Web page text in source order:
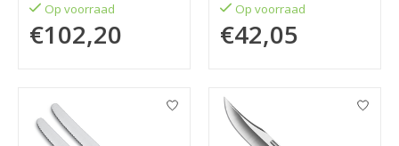
Op voorraad
€102,20
Op voorraad
€42,05